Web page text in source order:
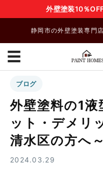
外壁塗装10％
静岡市の外壁塗装専門店
☰
ブログ
外壁塗料の1液
ット・デメリ
清水区の方へ～
2024.03.29